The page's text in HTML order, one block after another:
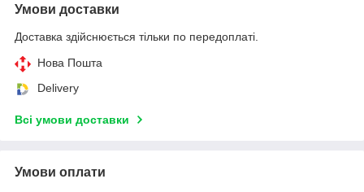
Умови доставки
Доставка здійснюється тільки по передоплаті.
Нова Пошта
Delivery
Всі умови доставки
Умови оплати